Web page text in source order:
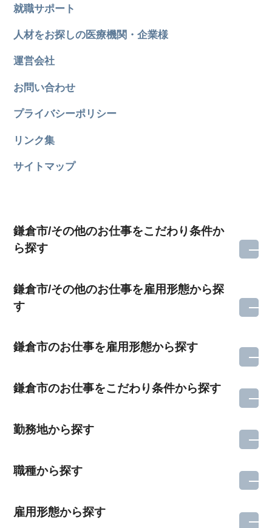
就職サポート
人材をお探しの医療機関・企業様
運営会社
お問い合わせ
プライバシーポリシー
リンク集
サイトマップ
鎌倉市/その他のお仕事をこだわり条件か
ら探す
鎌倉市/その他のお仕事を雇用形態から探
す
鎌倉市のお仕事を雇用形態から探す
鎌倉市のお仕事をこだわり条件から探す
勤務地から探す
職種から探す
雇用形態から探す